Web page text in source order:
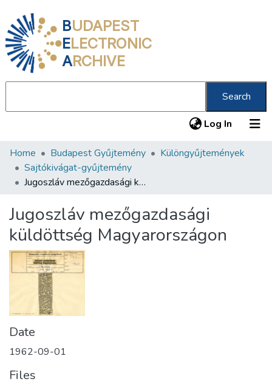
BUDAPEST
ELECTRONIC
ARCHIVE
Search
Log In (current)
Communities & Collections
All of DSpace
About us
Home Budapest Gyűjtemény
Különgyűjtemények
Sajtókivágat-gyűjtemény
Jugoszláv mezőgazdasági küldöttség Magyarországon
Jugoszláv mezőgazdasági
küldöttség Magyarországon
Date
1962-09-01
Files